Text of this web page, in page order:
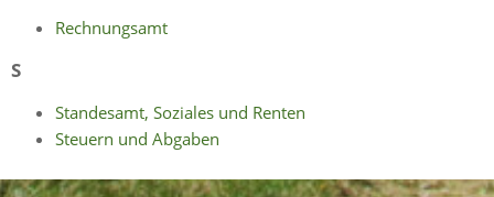
Rechnungsamt
S
Standesamt, Soziales und Renten
Steuern und Abgaben